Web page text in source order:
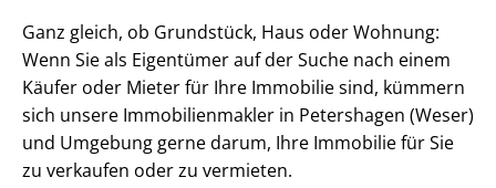
Ganz gleich, ob Grundstück, Haus oder Wohnung:
Wenn Sie als Eigentümer auf der Suche nach einem
Käufer oder Mieter für Ihre Immobilie sind, kümmern
sich unsere Im­mo­bi­li­en­mak­ler in Petershagen (Weser)
und Umgebung gerne darum, Ihre Immobilie für Sie
zu verkaufen oder zu vermieten.